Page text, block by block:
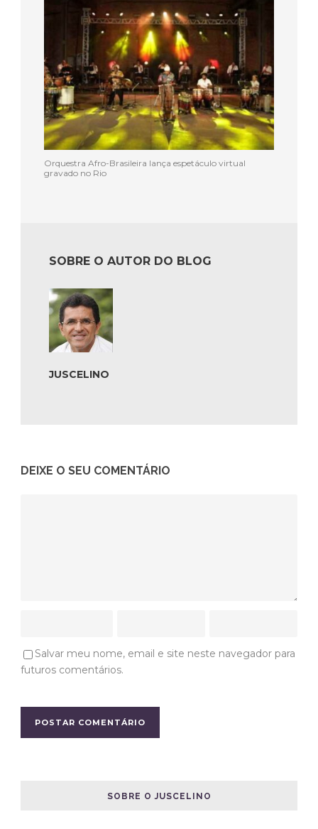
Orquestra Afro-Brasileira lança espetáculo virtual
gravado no Rio
SOBRE O AUTOR DO BLOG
JUSCELINO
DEIXE O SEU COMENTÁRIO
Salvar meu nome, email e site neste navegador para
futuros comentários.
SOBRE O JUSCELINO